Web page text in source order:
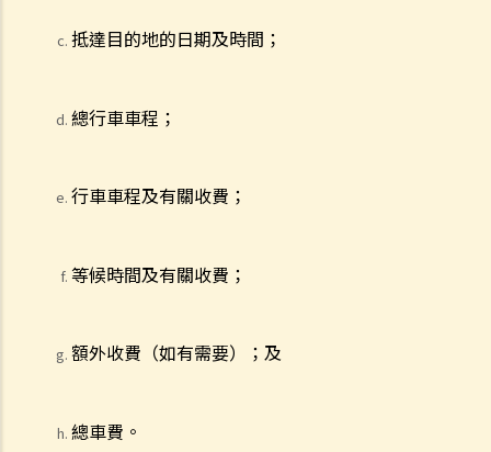
抵達目的地的日期及時間；
總行車車程；
行車車程及有關收費；
等候時間及有關收費；
額外收費（如有需要）；及
總車費。
b. 進行藥物測試的責任
1. A女士駕駛汽車時撞向前面的車輛。警務人員到達現場，發現A女士腳
於明顯醉酒的狀態。一名警員要求她提供尿液樣本作化驗。A女士發現
任你們的醫生和設備。我怎麼知道你的針筒有沒有被愛滋病污染？我可
士上述的拒絕理由是否合理呢？
a. 罰款及監禁